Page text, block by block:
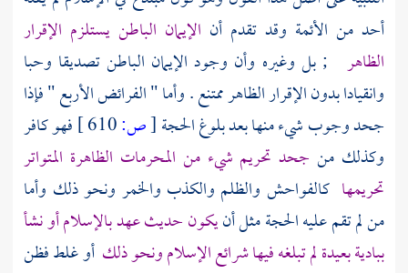
أحد من الأئمة وقد تقدم أن الإيمان الباطن يستلزم الإقرار
الظاهر ; بل وغيره وأن وجود الإيمان الباطن تصديقا وحبا
وانقيادا بدون الإقرار الظاهر ممتنع . وأما " الفرائض الأربع " فإذا
جحد وجوب شيء منها بعد بلوغ الحجة[ص:
فهو كافر
وكذلك من جحد تحريم شيء من المحرمات الظاهرة المتواتر
تحريمها كالفواحش والظلم والكذب والخمر ونحو ذلك وأما
من لم تقم عليه الحجة مثل أنيكون حديث عهد بالإسلام أو نشأ
ببادية بعيدة لم تبلغه فيها شرائع الإسلام ونحو ذلك أو غلط فظن